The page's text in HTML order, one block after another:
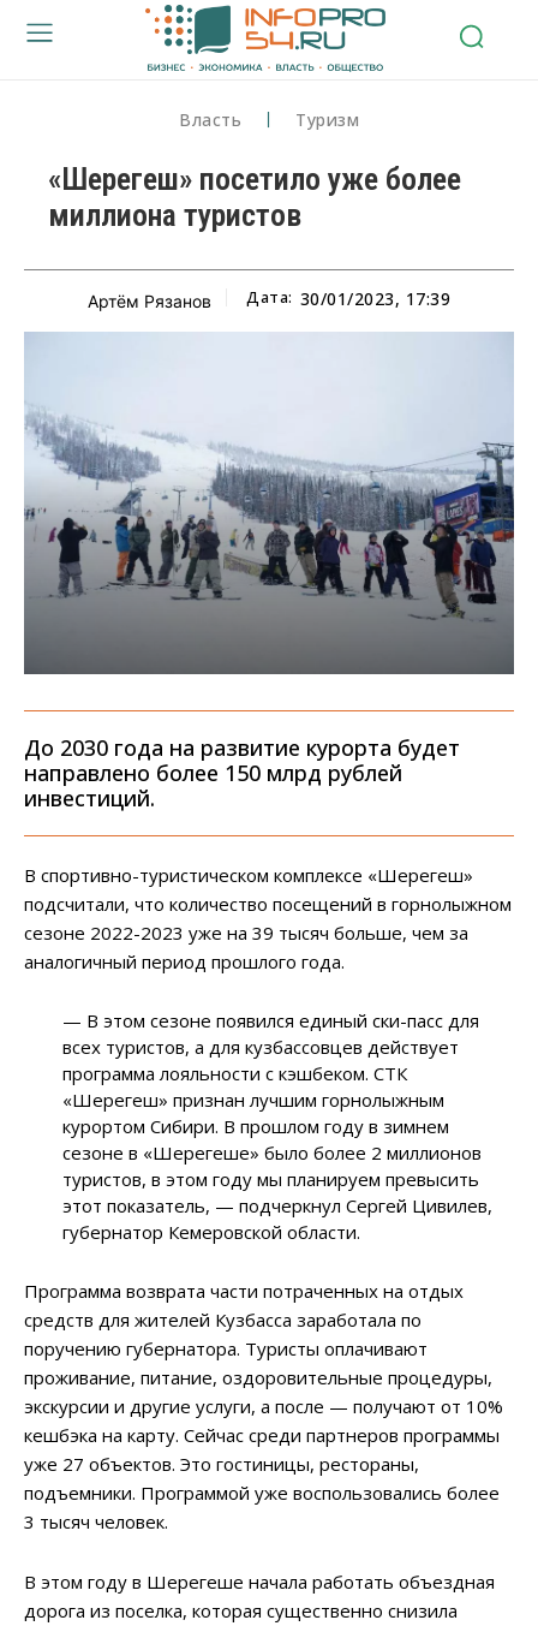
Власть Туризм
«Шерегеш» посетило уже более
миллиона туристов
Артём Рязанов Дата: 30/01/2023, 17:39
До 2030 года на развитие курорта будет
направлено более 150 млрд рублей
инвестиций.
В спортивно-туристическом комплексе «Шерегеш»
подсчитали, что количество посещений в горнолыжном
сезоне 2022-2023 уже на 39 тысяч больше, чем за
аналогичный период прошлого года.
— В этом сезоне появился единый ски-пасс для
всех туристов, а для кузбассовцев действует
программа лояльности с кэшбеком. СТК
«Шерегеш» признан лучшим горнолыжным
курортом Сибири. В прошлом году в зимнем
сезоне в «Шерегеше» было более 2 миллионов
туристов, в этом году мы планируем превысить
этот показатель, — подчеркнул Сергей Цивилев,
губернатор Кемеровской области.
Программа возврата части потраченных на отдых
средств для жителей Кузбасса заработала по
поручению губернатора. Туристы оплачивают
проживание, питание, оздоровительные процедуры,
экскурсии и другие услуги, а после — получают от 10%
кешбэка на карту. Сейчас среди партнеров программы
уже 27 объектов. Это гостиницы, рестораны,
подъемники. Программой уже воспользовались более
3 тысяч человек.
В этом году в Шерегеше начала работать объездная
дорога из поселка, которая существенно снизила